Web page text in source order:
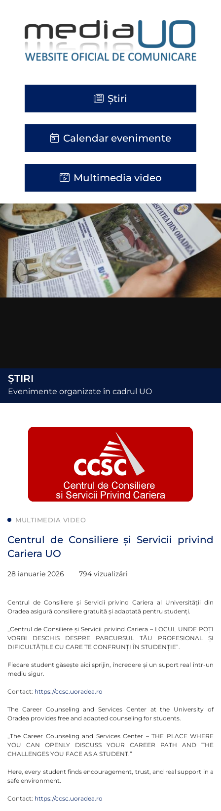
Știri
Calendar evenimente
Multimedia video
ȘTIRI
Evenimente organizate în cadrul UO
MULTIMEDIA VIDEO
Centrul de Consiliere și Servicii privind
Cariera UO
28 ianuarie 2026 794 vizualizări
Centrul de Consiliere și Servicii privind Cariera al Universității din
Oradea asigură consiliere gratuită și adaptată pentru studenți.
„Centrul de Consiliere și Servicii privind Cariera – LOCUL UNDE POȚI
VORBI DESCHIS DESPRE PARCURSUL TĂU PROFESIONAL ȘI
DIFICULTĂȚILE CU CARE TE CONFRUNȚI ÎN STUDENȚIE”.
Fiecare student găsește aici sprijin, încredere și un suport real într-un
mediu sigur.
Contact: https://ccsc.uoradea.ro
The Career Counseling and Services Center at the University of
Oradea provides free and adapted counseling for students.
„The Career Counseling and Services Center – THE PLACE WHERE
YOU CAN OPENLY DISCUSS YOUR CAREER PATH AND THE
CHALLENGES YOU FACE AS A STUDENT.”
Here, every student finds encouragement, trust, and real support in a
safe environment.
Contact: https://ccsc.uoradea.ro